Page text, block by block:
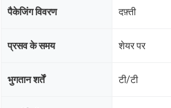
पैकेजिंग विवरण दफ़्ती
प्रसव के समय शेयर पर
भुगतान शर्तें टी/टी